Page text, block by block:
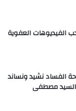
الفيديوهات العفوية
الفساد نشيد ونساند
السيد مصطفى